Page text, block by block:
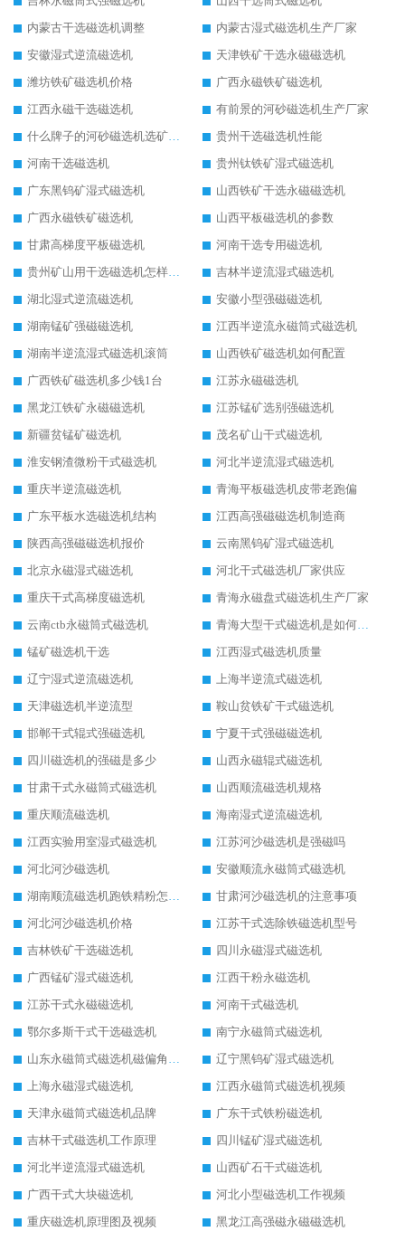
内蒙古干选磁选机调整
内蒙古湿式磁选机生产厂家
安徽湿式逆流磁选机
天津铁矿干选永磁磁选机
潍坊铁矿磁选机价格
广西永磁铁矿磁选机
江西永磁干选磁选机
有前景的河砂磁选机生产厂家
什么牌子的河砂磁选机选矿效果好
贵州干选磁选机性能
河南干选磁选机
贵州钛铁矿湿式磁选机
广东黑钨矿湿式磁选机
山西铁矿干选永磁磁选机
广西永磁铁矿磁选机
山西平板磁选机的参数
甘肃高梯度平板磁选机
河南干选专用磁选机
贵州矿山用干选磁选机怎样调磁
吉林半逆流湿式磁选机
湖北湿式逆流磁选机
安徽小型强磁磁选机
湖南锰矿强磁磁选机
江西半逆流永磁筒式磁选机
湖南半逆流湿式磁选机滚筒
山西铁矿磁选机如何配置
广西铁矿磁选机多少钱1台
江苏永磁磁选机
黑龙江铁矿永磁磁选机
江苏锰矿选别强磁选机
新疆贫锰矿磁选机
茂名矿山干式磁选机
淮安钢渣微粉干式磁选机
河北半逆流湿式磁选机
重庆半逆流磁选机
青海平板磁选机皮带老跑偏
广东平板水选磁选机结构
江西高强磁磁选机制造商
陕西高强磁磁选机报价
云南黑钨矿湿式磁选机
北京永磁湿式磁选机
河北干式磁选机厂家供应
重庆干式高梯度磁选机
青海永磁盘式磁选机生产厂家
云南ctb永磁筒式磁选机
青海大型干式磁选机是如何选矿的
锰矿磁选机干选
江西湿式磁选机质量
辽宁湿式逆流磁选机
上海半逆流式磁选机
天津磁选机半逆流型
鞍山贫铁矿干式磁选机
邯郸干式辊式强磁选机
宁夏干式强磁磁选机
四川磁选机的强磁是多少
山西永磁辊式磁选机
甘肃干式永磁筒式磁选机
山西顺流磁选机规格
重庆顺流磁选机
海南湿式逆流磁选机
江西实验用室湿式磁选机
江苏河沙磁选机是强磁吗
河北河沙磁选机
安徽顺流永磁筒式磁选机
湖南顺流磁选机跑铁精粉怎么处理
甘肃河沙磁选机的注意事项
河北河沙磁选机价格
江苏干式选除铁磁选机型号
吉林铁矿干选磁选机
四川永磁湿式磁选机
广西锰矿湿式磁选机
江西干粉永磁选机
江苏干式永磁磁选机
河南干式磁选机
鄂尔多斯干式干选磁选机
南宁永磁筒式磁选机
山东永磁筒式磁选机磁偏角怎么调整
辽宁黑钨矿湿式磁选机
上海永磁湿式磁选机
江西永磁筒式磁选机视频
天津永磁筒式磁选机品牌
广东干式铁粉磁选机
吉林干式磁选机工作原理
四川锰矿湿式磁选机
河北半逆流湿式磁选机
山西矿石干式磁选机
广西干式大块磁选机
河北小型磁选机工作视频
重庆磁选机原理图及视频
黑龙江高强磁永磁磁选机